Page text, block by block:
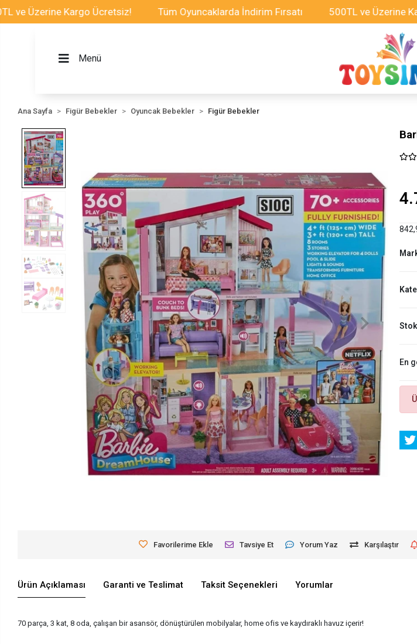
Kargo Ücretsiz! Tüm Oyuncaklarda İndirim Fırsatı 500TL ve Üzerine Kargo
Menü
Ana Sayfa Figür Bebekler Oyuncak Bebekler Figür Bebekler
En
Favorilerime Ekle Tavsiye Et Yorum Yaz Karşılaştır
Ürün Açıklaması Garanti ve Teslimat Taksit Seçenekleri Yorumlar
70 parça, 3 kat, 8 oda, çalışan bir asansör, dönüştürülen mobilyalar, home ofis ve kaydıraklı havuz içerir!